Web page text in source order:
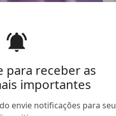
para receber as
importantes
envie notificações para seu